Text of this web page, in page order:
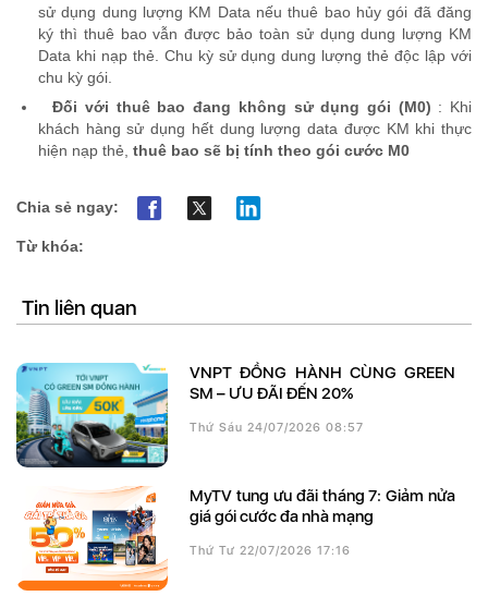
sử dụng dung lượng KM Data nếu thuê bao hủy gói đã đăng
ký thì thuê bao vẫn được bảo toàn sử dụng dung lượng KM
Data khi nạp thẻ. Chu kỳ sử dụng dung lượng thẻ độc lập với
chu kỳ gói.
Đối với thuê bao đang không sử dụng gói (M0) : Khi
khách hàng sử dụng hết dung lượng data được KM khi thực
hiện nạp thẻ, thuê bao sẽ bị tính theo gói cước M0
Chia sẻ ngay:
Từ khóa:
Tin liên quan
VNPT ĐỒNG HÀNH CÙNG GREEN
SM – ƯU ĐÃI ĐẾN 20%
Thứ Sáu 24/07/2026 08:57
MyTV tung ưu đãi tháng 7: Giảm nửa
giá gói cước đa nhà mạng
Thứ Tư 22/07/2026 17:16